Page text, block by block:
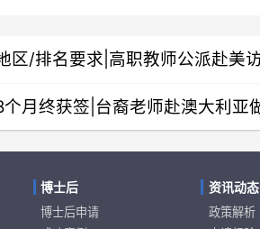
区/排名要求|高职教师公派赴美
个月终获签|台裔老师赴澳大利亚
博士后
博士后申请
资讯动态
政策解析